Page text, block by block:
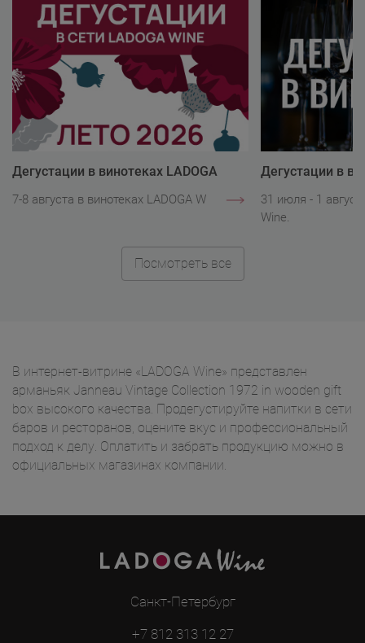
Дегустации в винотеках LADOGA
7-8 августа в винотеках LADOGA Wine.
Дегустации в
31 июля - 1
Wine.
Посмотреть все
В интернет-витрине «LADOGA Wine» представлен
арманьяк Janneau Vintage Collection 1972 in wooden gift
box высокого качества. Продегустируйте напитки в сети
баров и ресторанов, оцените вкус и профессиональный
подход к делу. Оплатить и забрать продукцию можно в
официальных магазинах компании.
Санкт-Петербург
+7 812 313 12 27